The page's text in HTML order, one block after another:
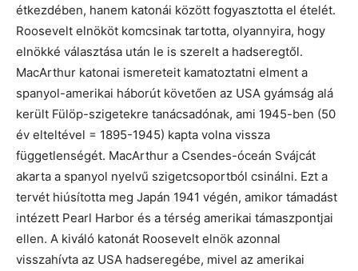
étkezdében, hanem katonái között fogyasztotta el ételét.
Roosevelt elnököt komcsinak tartotta, olyannyira, hogy
elnökké választása után le is szerelt a hadseregtől.
MacArthur katonai ismereteit kamatoztatni elment a
spanyol-amerikai háborút követően az USA gyámság alá
került Fülöp-szigetekre tanácsadónak, ami 1945-ben (50
év elteltével = 1895-1945) kapta volna vissza
függetlenségét. MacArthur a Csendes-óceán Svájcát
akarta a spanyol nyelvű szigetcsoportból csinálni. Ezt a
tervét hiúsította meg Japán 1941 végén, amikor támadást
intézett Pearl Harbor és a térség amerikai támaszpontjai
ellen. A kiváló katonát Roosevelt elnök azonnal
visszahívta az USA hadseregébe, mivel az amerikai